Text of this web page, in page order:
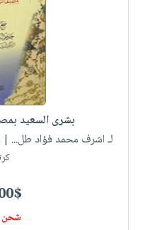
بشرى السعيد
لـ اشرف محمد فؤاد طل... |